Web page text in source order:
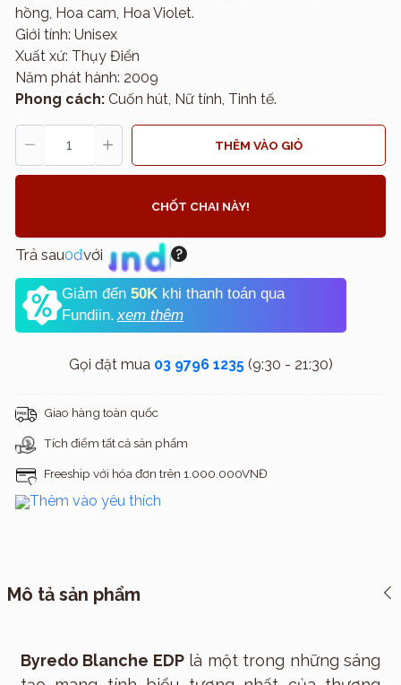
hồng, Hoa cam, Hoa Violet.
Giới tính: Unisex
Xuất xứ: Thụy Điển
Năm phát hành: 2009
Phong cách: Cuốn hút, Nữ tính, Tinh tế.
THÊM VÀO GIỎ
CHỐT CHAI NÀY!
Trả sau0đvới
Giảm đến 50K khi thanh toán qua
Fundiin.xem thêm
Gọi đặt mua 03 9796 1235(9:30 - 21:30)
Giao hàng toàn quốc
Tích điểm tất cả sản phẩm
Freeship với hóa đơn trên 1.000.000VNĐ
Thêm vào yêu thích
Mô tả sản phẩm
Byredo Blanche EDPlà một trong những sáng